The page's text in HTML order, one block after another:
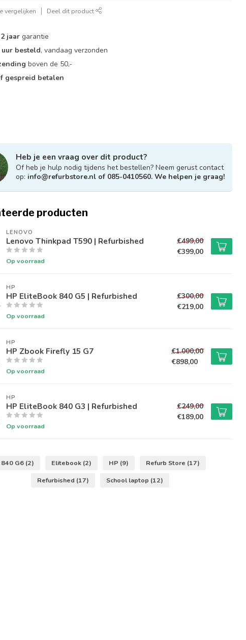
vergelijken Deel dit product
2 jaar garantie
uur besteld, vandaag verzonden
boven de 50,-
gespreid betalen
Heb je een vraag over dit product?
Of heb je hulp nodig tijdens het bestellen? Neem gerust contact
op: info@refurbstore.nl of 085-0410560. We helpen je graag!
producten
LENOVO
Lenovo Thinkpad T590 | Refurbished
Op voorraad
€499,00
€399,00
HP
HP EliteBook 840 G5 | Refurbished
Op voorraad
€300,00
€219,00
HP
HP Zbook Firefly 15 G7
Op voorraad
€1.000,00
€898,00
HP
HP EliteBook 840 G3 | Refurbished
Op voorraad
€249,00
€189,00
840 G6 (2) Elitebook (2) HP (9) Refurb Store (17)
Refurbished (17) School laptop (12)